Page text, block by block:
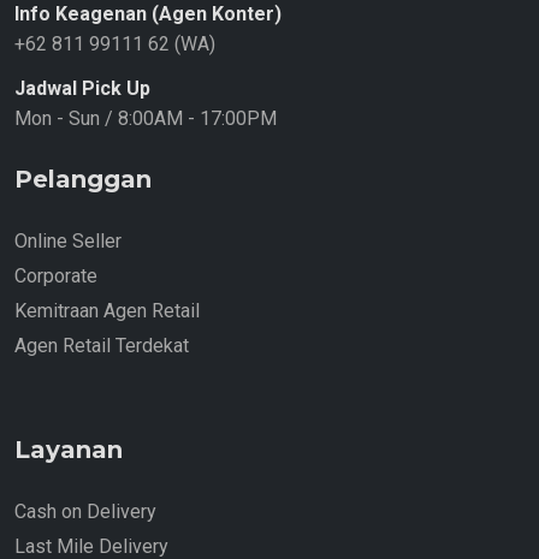
Info Keagenan (Agen Konter)
+62 811 99111 62 (WA)
Jadwal Pick Up
Mon - Sun / 8:00AM - 17:00PM
Pelanggan
Online Seller
Corporate
Kemitraan Agen Retail
Agen Retail Terdekat
Layanan
Cash on Delivery
Last Mile Delivery